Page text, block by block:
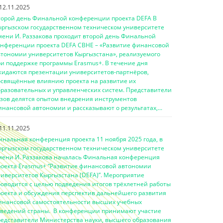
день Финальной конференции проекта DEFA В
государственном техническом университете
И. Раззакова проходит второй день Финальной
проекта DEFA CBHE – «Развитие финансовой
университетов Кыргызстана», реализуемого
поддержке программы Erasmus+. В течение дня
презентации университетов-партнёров,
влиянию проекта на развитие их
и управленческих систем. Представители
делятся опытом внедрения инструментов
автономии и рассказывают о результатах,...
конференция проекта 11 ноября 2025 года, в
государственном техническом университете
И. Раззакова началась Финальная конференция
Erasmus+ “Развитие финансовой автономии
Кыргызстана (DEFA)”. Мероприятие
с целью подведения итогов трёхлетней работы
и обсуждения перспектив дальнейшего развития
самостоятельности высших учебных
страны. В конференции принимают участие
Министерства науки, высшего образования